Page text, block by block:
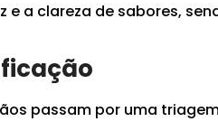
e a clareza de sabores,
passam por uma